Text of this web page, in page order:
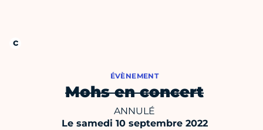
ÉVÈNEMENT
Mohs en concert
ANNULÉ
Le samedi 10 septembre 2022